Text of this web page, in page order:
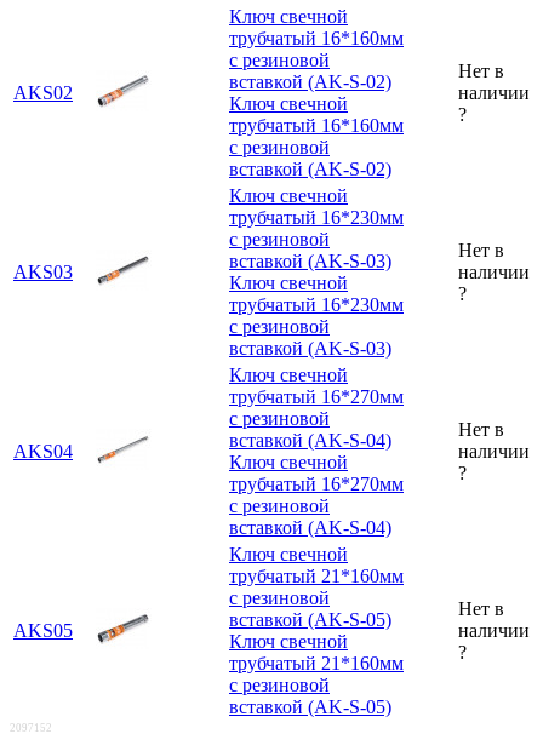
AKS02
Ключ свечной
трубчатый 16*160мм
с резиновой
вставкой (AK-S-02)
Ключ свечной
трубчатый 16*160мм
с резиновой
вставкой (AK-S-02)
Нет в
наличии
?
AKS03
Ключ свечной
трубчатый 16*230мм
с резиновой
вставкой (AK-S-03)
Ключ свечной
трубчатый 16*230мм
с резиновой
вставкой (AK-S-03)
Нет в
наличии
?
AKS04
Ключ свечной
трубчатый 16*270мм
с резиновой
вставкой (AK-S-04)
Ключ свечной
трубчатый 16*270мм
с резиновой
вставкой (AK-S-04)
Нет в
наличии
?
AKS05
Ключ свечной
трубчатый 21*160мм
с резиновой
вставкой (AK-S-05)
Ключ свечной
трубчатый 21*160мм
с резиновой
вставкой (AK-S-05)
Нет в
наличии
?
2097152